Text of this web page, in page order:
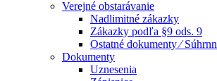
Verejné obstarávanie
Nadlimitné zákazky
Zákazky podľa §9 ods. 9
Ostatné dokumenty ⁄
Dokumenty
Uznesenia